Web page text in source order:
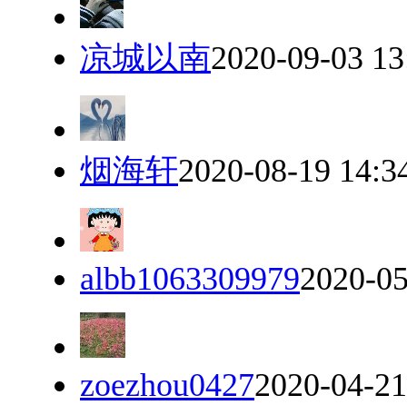
凉城以南2020-09-03
烟海轩2020-08-19
albb10633099792020-
zoezhou04272020-04-